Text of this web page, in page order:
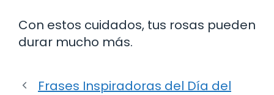
Con estos cuidados, tus rosas pueden
durar mucho más.
Frases Inspiradoras del Día del